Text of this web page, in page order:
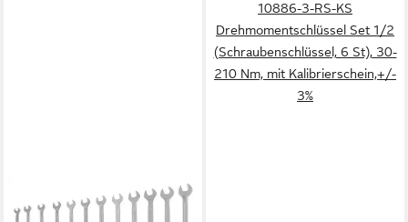
Ratschenringschlüssel 12tlg
10886-3-RS-KS
Drehmomentschlüssel Set 1/2
(Schraubenschlüssel, 6 St), 30-
210 Nm, mit Kalibrierschein,+/-
3%